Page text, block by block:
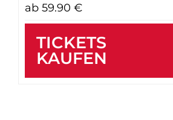
ab 59.90 €
TICKETS
KAUFEN